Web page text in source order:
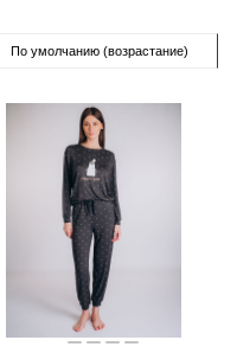
По умолчанию (возрастание)